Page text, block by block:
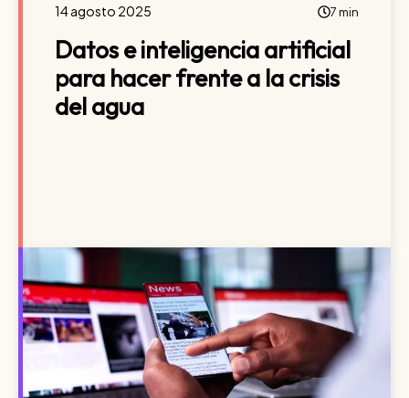
14 agosto 2025 7 min
Datos e inteligencia artificial
para hacer frente a la crisis
del agua